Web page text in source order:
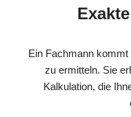
Ein Fachmann
zu ermitteln. Sie
Kalkulation, die